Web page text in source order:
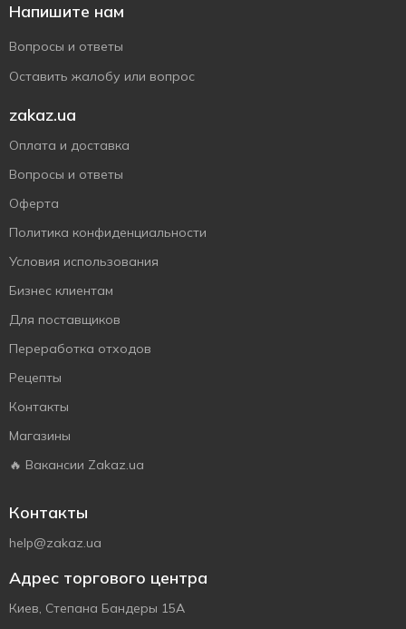
Напишите нам
Вопросы и ответы
Оставить жалобу или вопрос
zakaz.ua
Оплата и доставка
Вопросы и ответы
Оферта
Политика конфиденциальности
Условия использования
Бизнес клиентам
Для поставщиков
Переработка отходов
Рецепты
Контакты
Магазины
🔥 Вакансии Zakaz.ua
Контакты
help@zakaz.ua
Адрес торгового центра
Киев, Степана Бандеры 15А